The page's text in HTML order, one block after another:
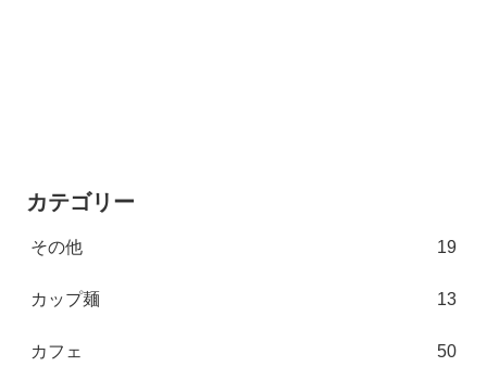
カテゴリー
その他 19
カップ麺 13
カフェ 50